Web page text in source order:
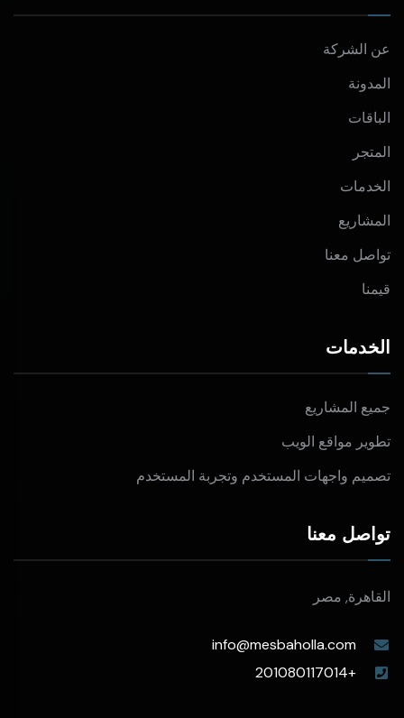
عن الشركة
المدونة
الباقات
المتجر
الخدمات
المشاريع
تواصل معنا
قيمنا
الخدمات
جميع المشاريع
تطوير مواقع الويب
تصميم واجهات المستخدم وتجربة المستخدم
تواصل معنا
القاهرة, مصر
info@mesbaholla.com
+201080117014